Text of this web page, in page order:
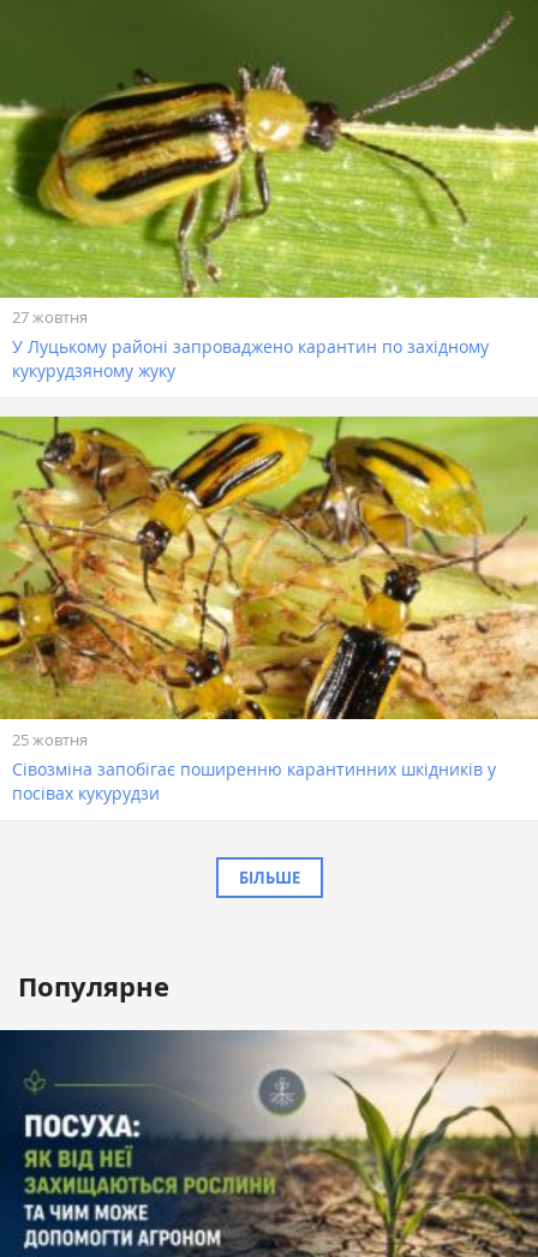
27 жовтня
У Луцькому районі запроваджено карантин по західному
кукурудзяному жуку
25 жовтня
Сівозміна запобігає поширенню карантинних шкідників у
посівах кукурудзи
БІЛЬШЕ
Популярне